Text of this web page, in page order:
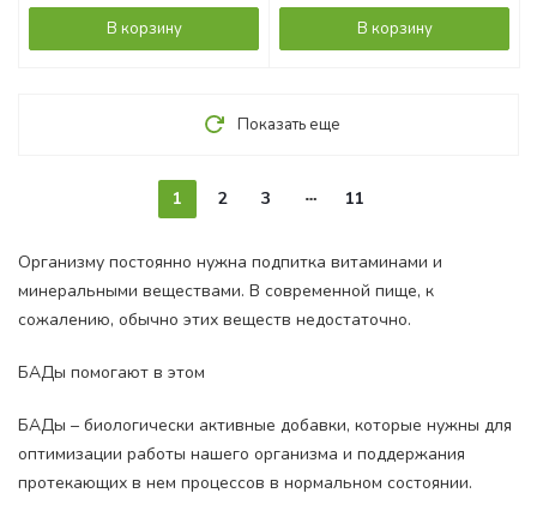
В корзину В корзину
Показать еще
1 2 3 11
Организму постоянно нужна подпитка витаминами и
минеральными веществами. В современной пище, к
сожалению, обычно этих веществ недостаточно.
БАДы помогают в этом
БАДы – биологически активные добавки, которые нужны для
оптимизации работы нашего организма и поддержания
протекающих в нем процессов в нормальном состоянии.